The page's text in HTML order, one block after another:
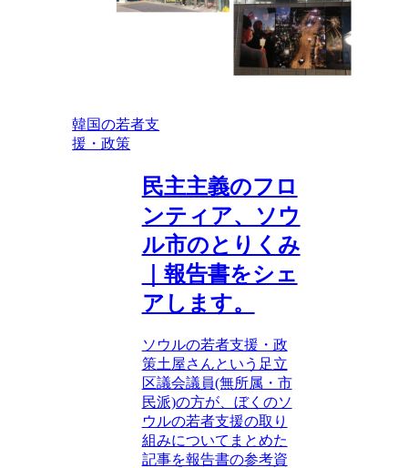
韓国の若者支
援・政策
民主主義のフロ
ンティア、ソウ
ル市のとりくみ
｜報告書をシェ
アします。
ソウルの若者支援・政
策土屋さんという足立
区議会議員(無所属・市
民派)の方が、ぼくのソ
ウルの若者支援の取り
組みについてまとめた
記事を報告書の参考資